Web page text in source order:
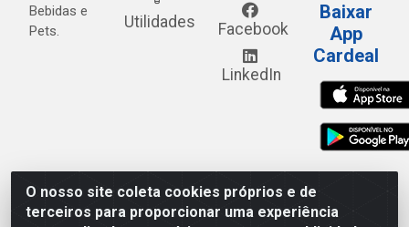
O nosso site coleta cookies próprios e de
terceiros para proporcionar uma experiência
Bebidas e
Pets.
Utilidades Facebook
LinkedIn
Baixar
App
Cardeal
Cardeal Distribuidora - Estrada Alto do Moura, 582 - Alto
do Moura - Caruaru/PE - CEP 55.040-120 - CNPJ